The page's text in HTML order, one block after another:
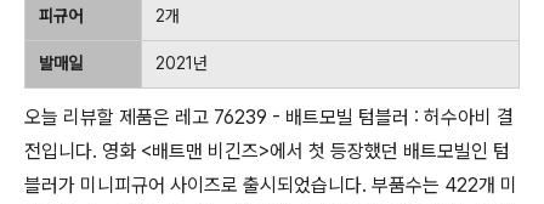
피규어 2개
발매일 2021년
오늘 리뷰할 제품은 레고 76239 - 배트모빌 텀블러 : 허수아비 결
전입니다. 영화 <배트맨 비긴즈>에서 첫 등장했던 배트모빌인 텀
블러가 미니피규어 사이즈로 출시되었습니다. 부품수는 422개 미